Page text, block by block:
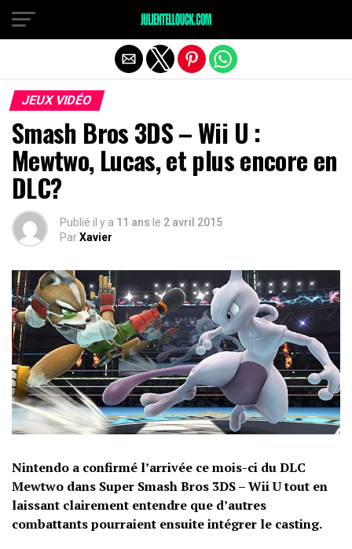
JEUX VIDÉO
Smash Bros 3DS – Wii U :
Mewtwo, Lucas, et plus encore en
DLC?
Publié il y a 11 ans le 2 avril 2015
ParXavier
Nintendo a confirmé l’arrivée ce mois-ci du DLC
Mewtwo dans Super Smash Bros 3DS – Wii U tout en
laissant clairement entendre que d’autres
combattants pourraient ensuite intégrer le casting.